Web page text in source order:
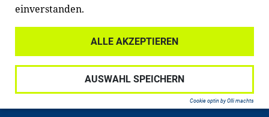
und anderen Stiftungen zusammen.
Datenschutz
Haftungsausschluss
Impressum
einverstanden.
ALLE AKZEPTIEREN
AUSWAHL SPEICHERN
Cookie optin by Olli machts